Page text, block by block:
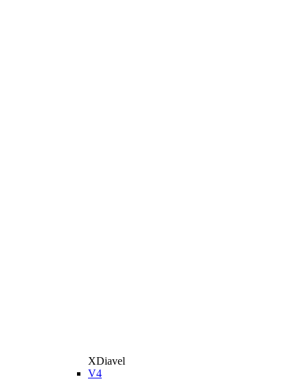
XDiavel
V4